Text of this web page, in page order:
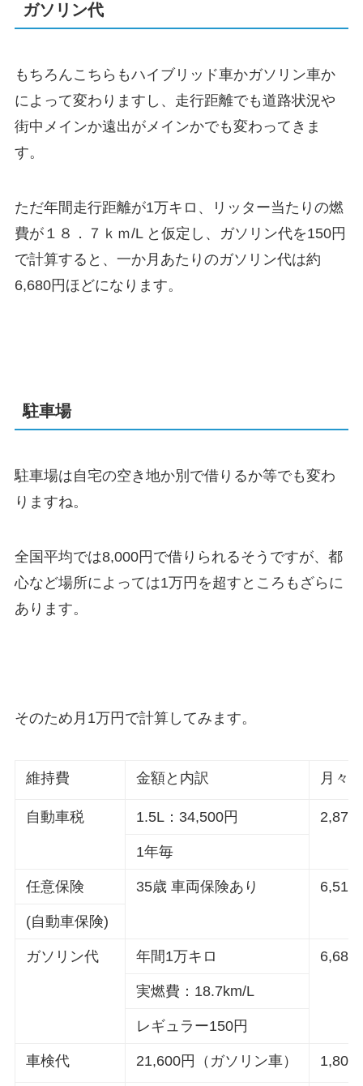
ガソリン代
もちろんこちらもハイブリッド車かガソリン車か
によって変わりますし、走行距離でも道路状況や
街中メインか遠出がメインかでも変わってきま
す。
ただ年間走行距離が1万キロ、リッター当たりの燃
費が１８．７ｋｍ/L と仮定し、ガソリン代を150円
で計算すると、一か月あたりのガソリン代は約
6,680円ほどになります。
駐車場
駐車場は自宅の空き地か別で借りるか等でも変わ
りますね。
全国平均では8,000円で借りられるそうですが、都
心など場所によっては1万円を超すところもざらに
あります。
そのため月1万円で計算してみます。
維持費 金額と内訳 月々
自動車税 1.5L：34,500円 2,875
1年毎
任意保険 35歳 車両保険あり 6,510
(自動車保険)
ガソリン代 年間1万キロ 6,680
実燃費：18.7km/L
レギュラー150円
車検代 21,600円（ガソリン車） 1,800